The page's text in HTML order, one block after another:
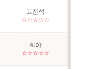
고진석
☆☆☆☆☆
희야
☆☆☆☆☆